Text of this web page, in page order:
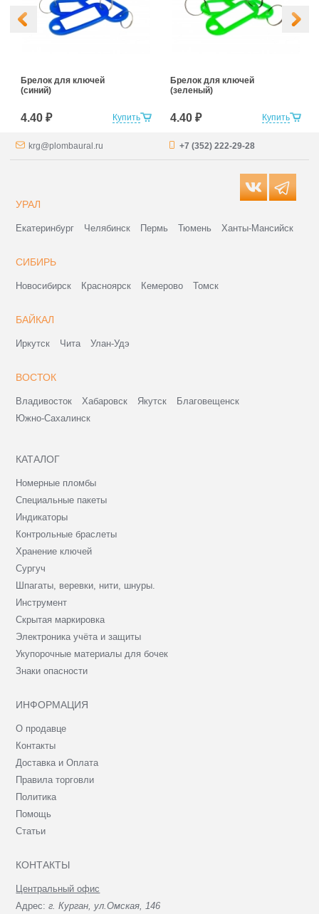
Купить
Брелок для ключей
(синий)
4.40 ₽ Купить
Брелок для ключей
(зеленый)
4.40 ₽
krg@plombaural.ru +7 (352) 222-29-28
УРАЛ
Екатеринбург Челябинск Пермь Тюмень Ханты-Мансийск
СИБИРЬ
Новосибирск Красноярск Кемерово Томск
БАЙКАЛ
Иркутск Чита Улан-Удэ
ВОСТОК
Владивосток Хабаровск Якутск
Благовещенск
Южно-Сахалинск
КАТАЛОГ
Номерные пломбы
Специальные пакеты
Индикаторы
Контрольные браслеты
Хранение ключей
Сургуч
Шпагаты, веревки, нити, шнуры.
Инструмент
Скрытая маркировка
Электроника учёта и защиты
Укупорочные материалы для бочек
Знаки опасности
ИНФОРМАЦИЯ
О продавце
Контакты
Доставка и Оплата
Правила торговли
Политика
Помощь
Статьи
КОНТАКТЫ
Центральный офис
Адрес:г. Курган, ул.Омская, 146